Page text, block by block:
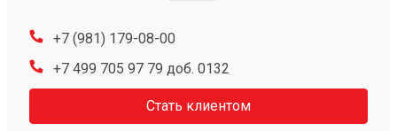
+7 (981) 179-08-00
+7 499 705 97 79 доб. 0132
Стать клиентом